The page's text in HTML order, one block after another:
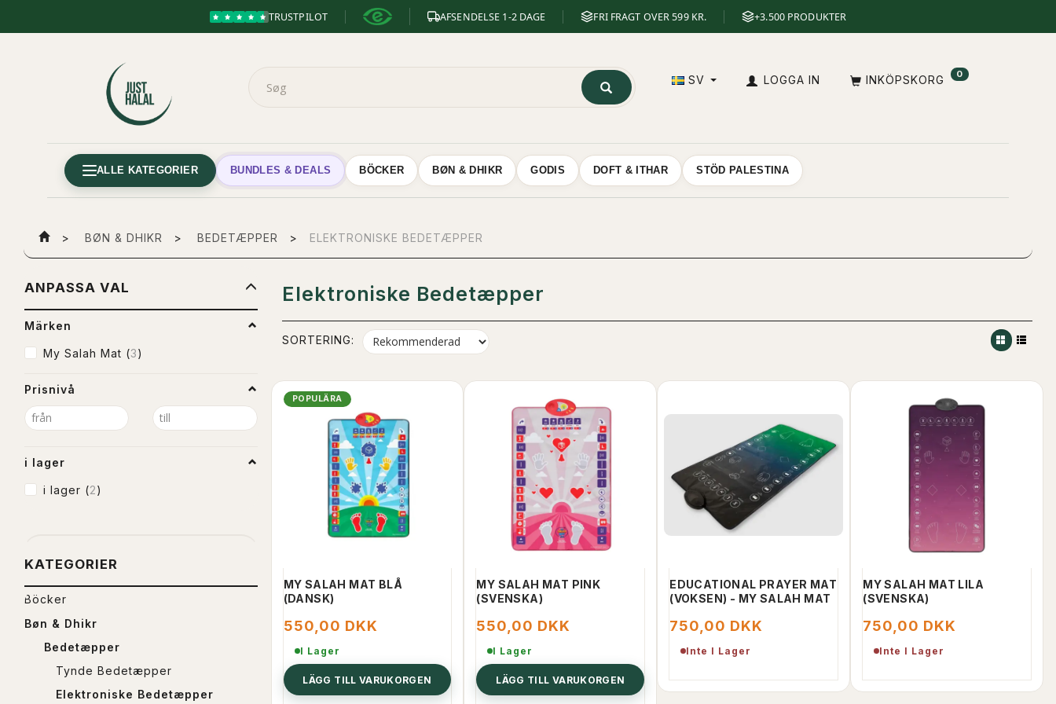
TRUSTPILOT AFSENDELSE 1-2 DAGE FRI FRAGT OVER 599 KR. +3.500 PRODUKTER
SV LOGGA IN INKÖPSKORG 0
ALLE KATEGORIER BUNDLES & DEALS BÖCKER BØN & DHIKR GODIS DOFT & ITHAR STÖD PALESTINA
BØN & DHIKR BEDETÆPPER ELEKTRONISKE BEDETÆPPER
ANPASSA VAL
BYT
FILTRET
Märken
My Salah Mat (3)
Prisnivå
i lager
i lager (2)
KATEGORIER
Böcker
Bøn & Dhikr
Bedetæpper
Tynde Bedetæpper
Elektroniske Bedetæpper
Elektroniske Bedetæpper
SORTERING:
POPULÄRA
MY SALAH MAT BLÅ
(DANSK)
550,00 DKK
I Lager
LÄGG TILL VARUKORGEN
MY SALAH MAT PINK
(SVENSKA)
550,00 DKK
I Lager
LÄGG TILL VARUKORGEN
EDUCATIONAL PRAYER MAT
(VOKSEN) - MY SALAH MAT
750,00 DKK
Inte I Lager
MY SALAH MAT LILA
(SVENSKA)
750,00 DKK
Inte I Lager